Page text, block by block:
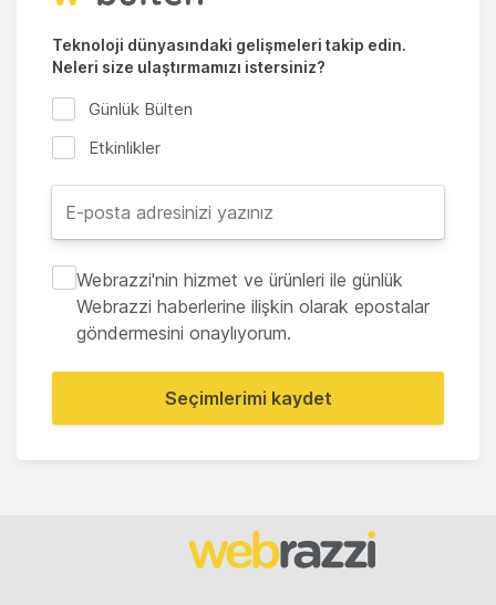
Teknoloji dünyasındaki gelişmeleri takip edin.
Neleri size ulaştırmamızı istersiniz?
Günlük Bülten
Etkinlikler
Webrazzi'nin hizmet ve ürünleri ile günlük
Webrazzi haberlerine ilişkin olarak epostalar
göndermesini onaylıyorum.
Seçimlerimi kaydet